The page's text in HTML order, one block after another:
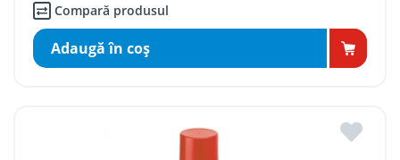
Compară produsul
Adaugă în coş